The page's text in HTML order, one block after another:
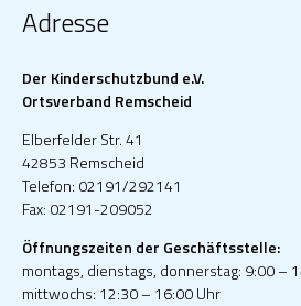
Adresse
Der Kinderschutzbund e.V.
Ortsverband Remscheid
Elberfelder Str. 41
42853 Remscheid
Telefon: 02191/292141
Fax: 02191-209052
Öffnungszeiten der Geschäftsstelle:
montags, dienstags, donnerstag: 9:00 –
mittwochs: 12:30 – 16:00 Uhr